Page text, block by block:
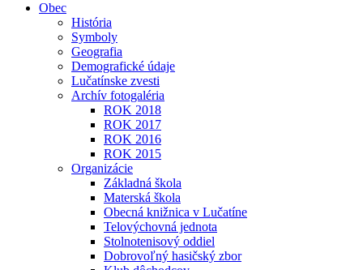
Obec
História
Symboly
Geografia
Demografické údaje
Lučatínske zvesti
Archív fotogaléria
ROK 2018
ROK 2017
ROK 2016
ROK 2015
Organizácie
Základná škola
Materská škola
Obecná knižnica v Lučatíne
Telovýchovná jednota
Stolnotenisový oddiel
Dobrovoľný hasičský zbor